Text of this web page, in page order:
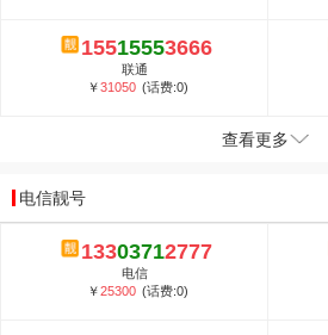
15515553666
联通
￥31050 (话费:0)
查看更多
电信靓号
13303712777
电信
￥25300 (话费:0)